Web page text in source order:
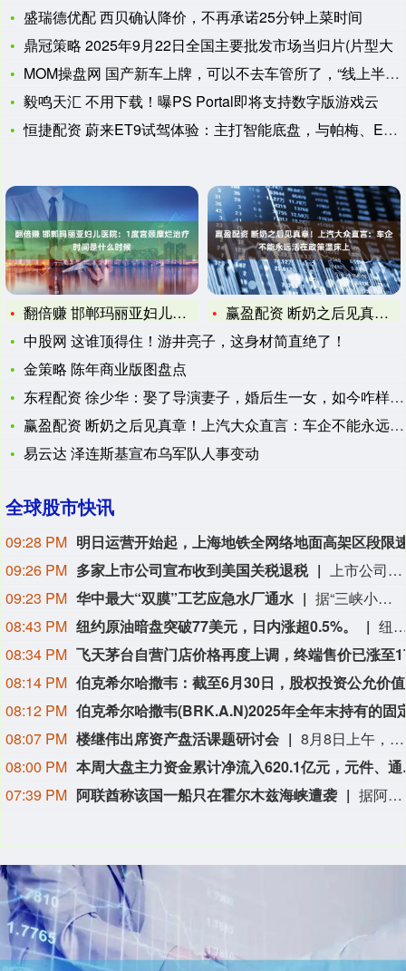
盛瑞德优配 西贝确认降价，不再承诺25分钟上菜时间
鼎冠策略 2025年9月22日全国主要批发市场当归片(片型大
MOM操盘网 国产新车上牌，可以不去车管所了，“线上半小时内
毅鸣天汇 不用下载！曝PS Portal即将支持数字版游戏云
恒捷配资 蔚来ET9试驾体验：主打智能底盘，与帕梅、EQS操
翻倍赚 邯郸玛丽亚妇儿医院：1度宫颈糜烂治疗时间是什么时候
赢盈配资 断奶之后见真章！上汽大众直言：车企不能永远活在政策
中股网 这谁顶得住！游井亮子，这身材简直绝了！
金策略 陈年商业版图盘点
东程配资 徐少华：娶了导演妻子，婚后生一女，如今咋样了？
赢盈配资 断奶之后见真章！上汽大众直言：车企不能永远活在政策
易云达 泽连斯基宣布乌军队人事变动
全球股市快讯
09:28 PM
09:26 PM 多家上市公司宣布收到美国关税退税
上市公司公告显示，自7月以来，多家公司宣布已经收到美国关税退税。根据美国最高法院今年2月裁定，《国际紧急经济权力法》不授权总统征收大规模关税。美国国际贸易法院随后下令海关办理相关退款。海关与边境保护局4月20日启动第一阶段退款工作，首批退款于5月11日前后发放。美国海关与边境保护局官员本月4日披露的信息显示，截至7月底，该部门已处理完毕约1000亿美元关税的退款流程并把相关信息提供给财政部用于付款。（中新社）
09:23 PM 华中最大“双膜”工艺应急水厂通水
据“三峡小微”公众号消息，8月8日，由三峡集团所属长江环保集团、武汉市水务集团等共同投资建设的华中地区规模最大的“双膜”工艺应急水厂——武汉梁子湖应急水厂并网通水，标志着武汉市江南区域正式构建起“一江一湖”双水源互为备援、灵活调度的供水新格局，为片区660万市民用水安全提供坚实保障。
08:43 PM 纽约原油暗盘突破77美元，日内涨超0.5%。
纽约原油暗盘突破77美元
08:34 PM
08:14 PM
08:12 PM
08:07 PM 楼继伟出席资产盘活课题研讨会
8月8日上午，全球财富管理论坛在京召开“地方国有存量资产盘活进展、难点与策略”课题研讨会，楼继伟出席会议并做总结发言。楼继伟在发言中表示，盘活国有资产既是近期的当务之急，也是一项长期性的战略任务。当前我国GDP平减指数阶段性承压走低，财政维持紧平衡格局的压力持续攀升；我国税收结构以间接税为主体，税收收入增速显著弱于名义GDP增速，财政内生增收动能受限。叠加土地财政收入大幅收缩，地方隐性债务化解、长期限国债常态化发行带来的利息支出刚性上涨，收支两端压力持续凸显。综合多重现实约束来看，国有存量资产盘活并非短期应急手段，而是一项需要常态化、长效化推进的重点工作。（全球财富管理论坛）
08:00 PM
本周大盘主力
07:39 PM 阿联酋称该国一船只在霍尔木兹海峡遭袭 据阿联酋通讯社8月8日报道，阿布扎比国家石油公司证实，该公司一艘船只当天凌晨在通过霍尔木兹海峡时遭导弹袭击。阿布扎比国家石油公司说，袭击未造成人员受伤，目前局面可控。该公司并未提供遭袭船只具体类型、导弹来源以及船只受损情况等更多细节。（新华社）